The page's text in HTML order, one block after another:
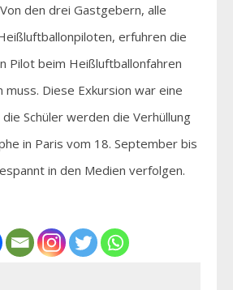
den drei Gastgebern, alle
erfuhren die
Pilot beim Heißluftballonfahren
Diese Exkursion war eine
die Schüler werden die Verhüllung
in Paris vom 18. September bis
in den Medien verfolgen.